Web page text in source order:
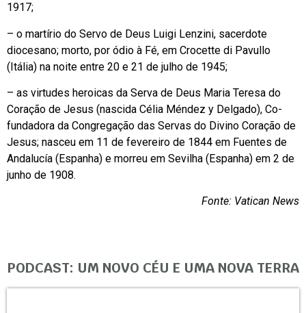
1917;
– o martírio do Servo de Deus Luigi Lenzini, sacerdote
diocesano; morto, por ódio à Fé, em Crocette di Pavullo
(Itália) na noite entre 20 e 21 de julho de 1945;
– as virtudes heroicas da Serva de Deus Maria Teresa do
Coração de Jesus (nascida Célia Méndez y Delgado), Co-
fundadora da Congregação das Servas do Divino Coração de
Jesus; nasceu em 11 de fevereiro de 1844 em Fuentes de
Andalucía (Espanha) e morreu em Sevilha (Espanha) em 2 de
junho de 1908.
Fonte: Vatican News
PODCAST: UM NOVO CÉU E UMA NOVA TERRA